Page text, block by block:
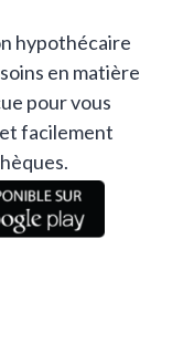
hypothécaire
en matière
pour vous
facilement